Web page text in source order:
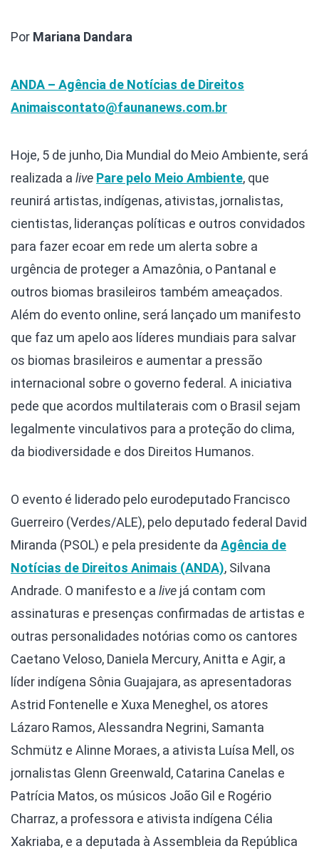
Por Mariana Dandara
ANDA – Agência de Notícias de Direitos
Animaiscontato@faunanews.com.br
Hoje, 5 de junho, Dia Mundial do Meio Ambiente, será
realizada a live Pare pelo Meio Ambiente, que
reunirá artistas, indígenas, ativistas, jornalistas,
cientistas, lideranças políticas e outros convidados
para fazer ecoar em rede um alerta sobre a
urgência de proteger a Amazônia, o Pantanal e
outros biomas brasileiros também ameaçados.
Além do evento online, será lançado um manifesto
que faz um apelo aos líderes mundiais para salvar
os biomas brasileiros e aumentar a pressão
internacional sobre o governo federal. A iniciativa
pede que acordos multilaterais com o Brasil sejam
legalmente vinculativos para a proteção do clima,
da biodiversidade e dos Direitos Humanos.
O evento é liderado pelo eurodeputado Francisco
Guerreiro (Verdes/ALE), pelo deputado federal David
Miranda (PSOL) e pela presidente da Agência de
Notícias de Direitos Animais (ANDA), Silvana
Andrade. O manifesto e a live já contam com
assinaturas e presenças confirmadas de artistas e
outras personalidades notórias como os cantores
Caetano Veloso, Daniela Mercury, Anitta e Agir, a
líder indígena Sônia Guajajara, as apresentadoras
Astrid Fontenelle e Xuxa Meneghel, os atores
Lázaro Ramos, Alessandra Negrini, Samanta
Schmütz e Alinne Moraes, a ativista Luísa Mell, os
jornalistas Glenn Greenwald, Catarina Canelas e
Patrícia Matos, os músicos João Gil e Rogério
Charraz, a professora e ativista indígena Célia
Xakriaba, e a deputada à Assembleia da República